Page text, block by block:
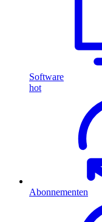
Software
hot
Abonnementen